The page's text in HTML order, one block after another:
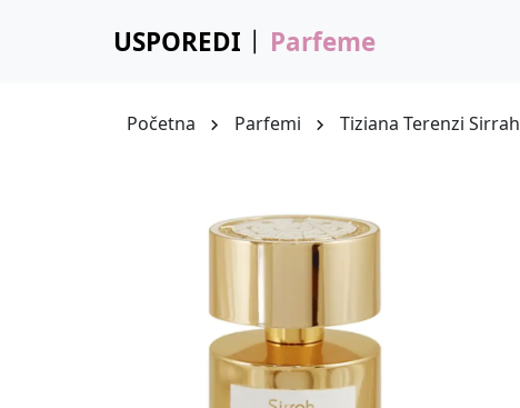
USPOREDI Parfeme
Početna Parfemi Tiziana Terenzi Sirrah